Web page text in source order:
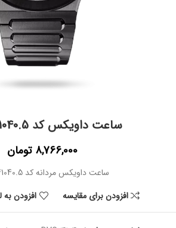
ساعت داویکس کد DVG241040.5
8,766,000 تومان
ساعت داویکس مردانه کد DVG241040.5
افزودن برای مقایسه
افزودن